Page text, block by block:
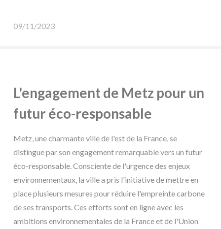
09/11/2023
L'engagement de Metz pour un
futur éco-responsable
Metz, une charmante ville de l'est de la France, se
distingue par son engagement remarquable vers un futur
éco-responsable. Consciente de l'urgence des enjeux
environnementaux, la ville a pris l'initiative de mettre en
place plusieurs mesures pour réduire l'empreinte carbone
de ses transports. Ces efforts sont en ligne avec les
ambitions environnementales de la France et de l'Union